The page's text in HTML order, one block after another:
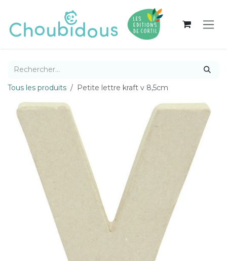
Tous les produits Petite lettre kraft v 8,5cm